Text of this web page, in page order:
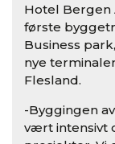
Hotel Bergen
første
Business
nye
Flesland.
-Byggingen
vært intensivt